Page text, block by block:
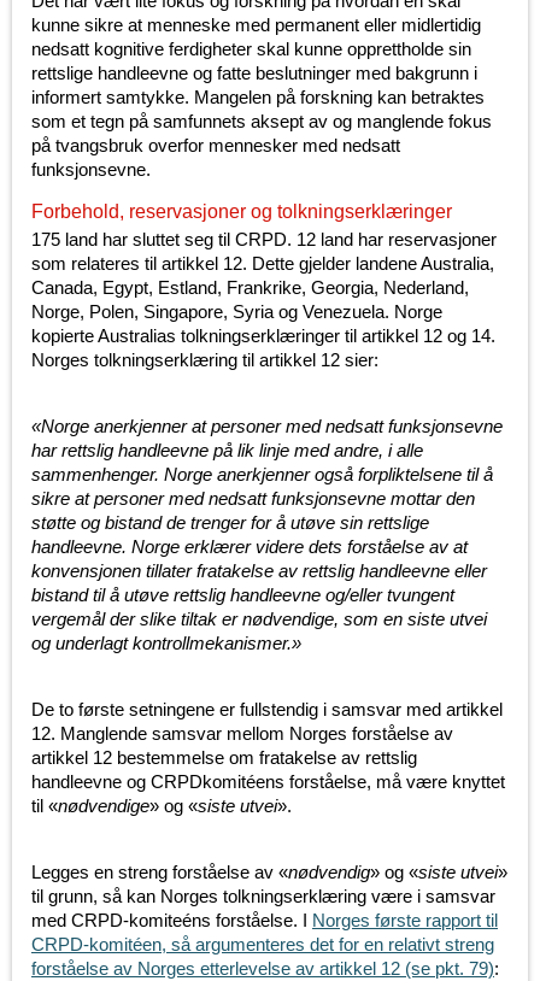
kunne sikre at menneske med permanent eller midlertidig
nedsatt kognitive ferdigheter skal kunne opprettholde sin
rettslige handleevne og fatte beslutninger med bakgrunn i
informert samtykke. Mangelen på forskning kan betraktes
som et tegn på samfunnets aksept av og manglende fokus
på tvangsbruk overfor mennesker med nedsatt
funksjonsevne.
Forbehold, reservasjoner og tolkningserklæringer
175 land har sluttet seg til CRPD. 12 land har reservasjoner
som relateres til artikkel 12. Dette gjelder landene Australia,
Canada, Egypt, Estland, Frankrike, Georgia, Nederland,
Norge, Polen, Singapore, Syria og Venezuela. Norge
kopierte Australias tolkningserklæringer til artikkel 12 og 14.
Norges tolkningserklæring til artikkel 12 sier:
«Norge anerkjenner at personer med nedsatt funksjonsevne
har rettslig handleevne på lik linje med andre, i alle
sammenhenger. Norge anerkjenner også forpliktelsene til å
sikre at personer med nedsatt funksjonsevne mottar den
støtte og bistand de trenger for å utøve sin rettslige
handleevne. Norge erklærer videre dets forståelse av at
konvensjonen tillater fratakelse av rettslig handleevne eller
bistand til å utøve rettslig handleevne og/eller tvungent
vergemål der slike tiltak er nødvendige, som en siste utvei
og underlagt kontrollmekanismer.»
De to første setningene er fullstendig i samsvar med artikkel
12. Manglende samsvar mellom Norges forståelse av
artikkel 12 bestemmelse om fratakelse av rettslig
handleevne og CRPDkomitéens forståelse, må være knyttet
til «nødvendige» og «siste utvei».
Legges en streng forståelse av «nødvendig» og «siste utvei»
til grunn, så kan Norges tolkningserklæring være i samsvar
med CRPD-komiteéns forståelse. I Norges første rapport til
CRPD-komitéen, så argumenteres det for en relativt streng
forståelse av Norges etterlevelse av artikkel 12 (se pkt. 79):